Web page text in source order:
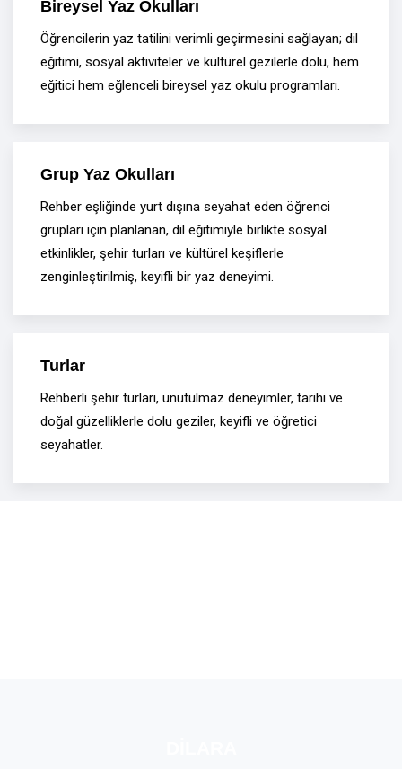
Bireysel Yaz Okulları
Öğrencilerin yaz tatilini verimli geçirmesini sağlayan; dil
eğitimi, sosyal aktiviteler ve kültürel gezilerle dolu, hem
eğitici hem eğlenceli bireysel yaz okulu programları.
Grup Yaz Okulları
Rehber eşliğinde yurt dışına seyahat eden öğrenci
grupları için planlanan, dil eğitimiyle birlikte sosyal
etkinlikler, şehir turları ve kültürel keşiflerle
zenginleştirilmiş, keyifli bir yaz deneyimi.
Turlar
Rehberli şehir turları, unutulmaz deneyimler, tarihi ve
doğal güzelliklerle dolu geziler, keyifli ve öğretici
seyahatler.